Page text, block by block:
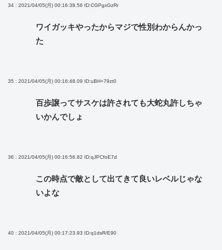
34 : 2021/04/05(月) 00:16:38.56 ID:CGPgxGzRr
ワイガッキやったからマジで性別わからんかっ
た
35 : 2021/04/05(月) 00:16:48.09 ID:uBH+79zt0
百歩譲ってサスケは許されても大蛇丸許しちゃ
いかんでしょ
36 : 2021/04/05(月) 00:16:56.82 ID:qJPCfoE7d
この時点で敵として出てきて良いレベルじゃな
いよな
40 : 2021/04/05(月) 00:17:23.93 ID:q1dsR/E90